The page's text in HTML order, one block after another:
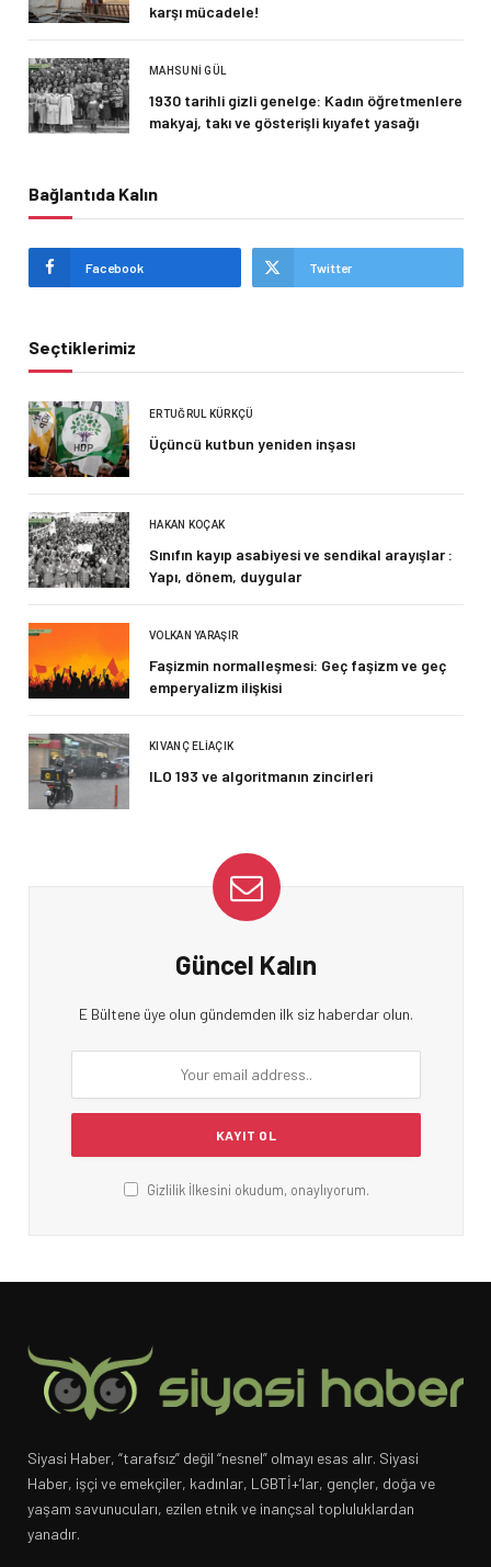
karşı mücadele!
MAHSUNI GÜL
1930 tarihli gizli genelge: Kadın öğretmenlere
makyaj, takı ve gösterişli kıyafet yasağı
Bağlantıda Kalın
Facebook Twitter
Seçtiklerimiz
ERTUĞRUL KÜRKÇÜ
Üçüncü kutbun yeniden inşası
HAKAN KOÇAK
Sınıfın kayıp asabiyesi ve sendikal arayışlar :
Yapı, dönem, duygular
VOLKAN YARAŞIR
Faşizmin normalleşmesi: Geç faşizm ve geç
emperyalizm ilişkisi
KIVANÇ ELIAÇIK
ILO 193 ve algoritmanın zincirleri
Güncel Kalın
E Bültene üye olun gündemden ilk siz haberdar olun.
Gizlilik İlkesini okudum, onaylıyorum.
Siyasi Haber, “tarafsız” değil “nesnel” olmayı esas alır. Siyasi
Haber, işçi ve emekçiler, kadınlar, LGBTİ+’lar, gençler, doğa ve
yaşam savunucuları, ezilen etnik ve inançsal topluluklardan
yanadır.